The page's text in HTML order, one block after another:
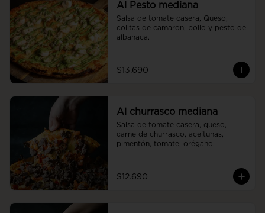
Al Pesto mediana
Salsa de tomate casera, Queso,
colitas de camaron, pollo y pesto de
albahaca.
$13.690
Al churrasco mediana
Salsa de tomate casera, queso,
carne de churrasco, aceitunas,
pimentón, tomate, orégano.
$12.690